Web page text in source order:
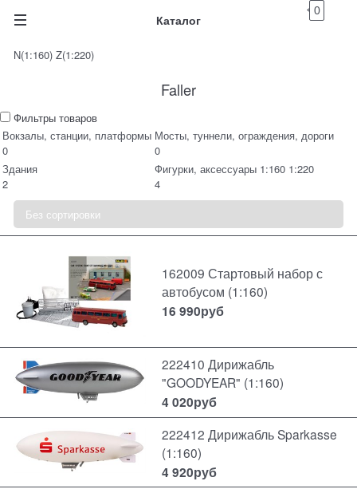
Каталог
0
N(1:160) Z(1:220)
Faller
Фильтры товаров
Вокзалы, станции, платформы
0
Мосты, туннели, ограждения, дороги
0
Здания
2
Фигурки, аксессуары 1:160 1:220
4
162009 Стартовый набор с
автобусом (1:160)
16 990руб
222410 Дирижабль
"GOODYEAR" (1:160)
4 020руб
222412 Дирижабль Sparkasse
(1:160)
4 920руб